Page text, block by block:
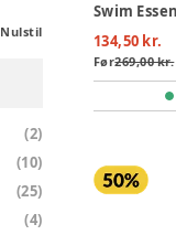
Nulstil
(2)
(10)
(25)
(4)
134,50 kr.
Før269,00 kr.